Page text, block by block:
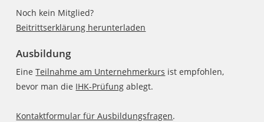
Noch kein Mitglied?
Beitrittserklärung herunterladen
Ausbildung
EineTeilnahme am Unternehmerkurs ist empfohlen,
bevor man die IHK-Prüfung ablegt.
Kontaktformular für Ausbildungsfragen.